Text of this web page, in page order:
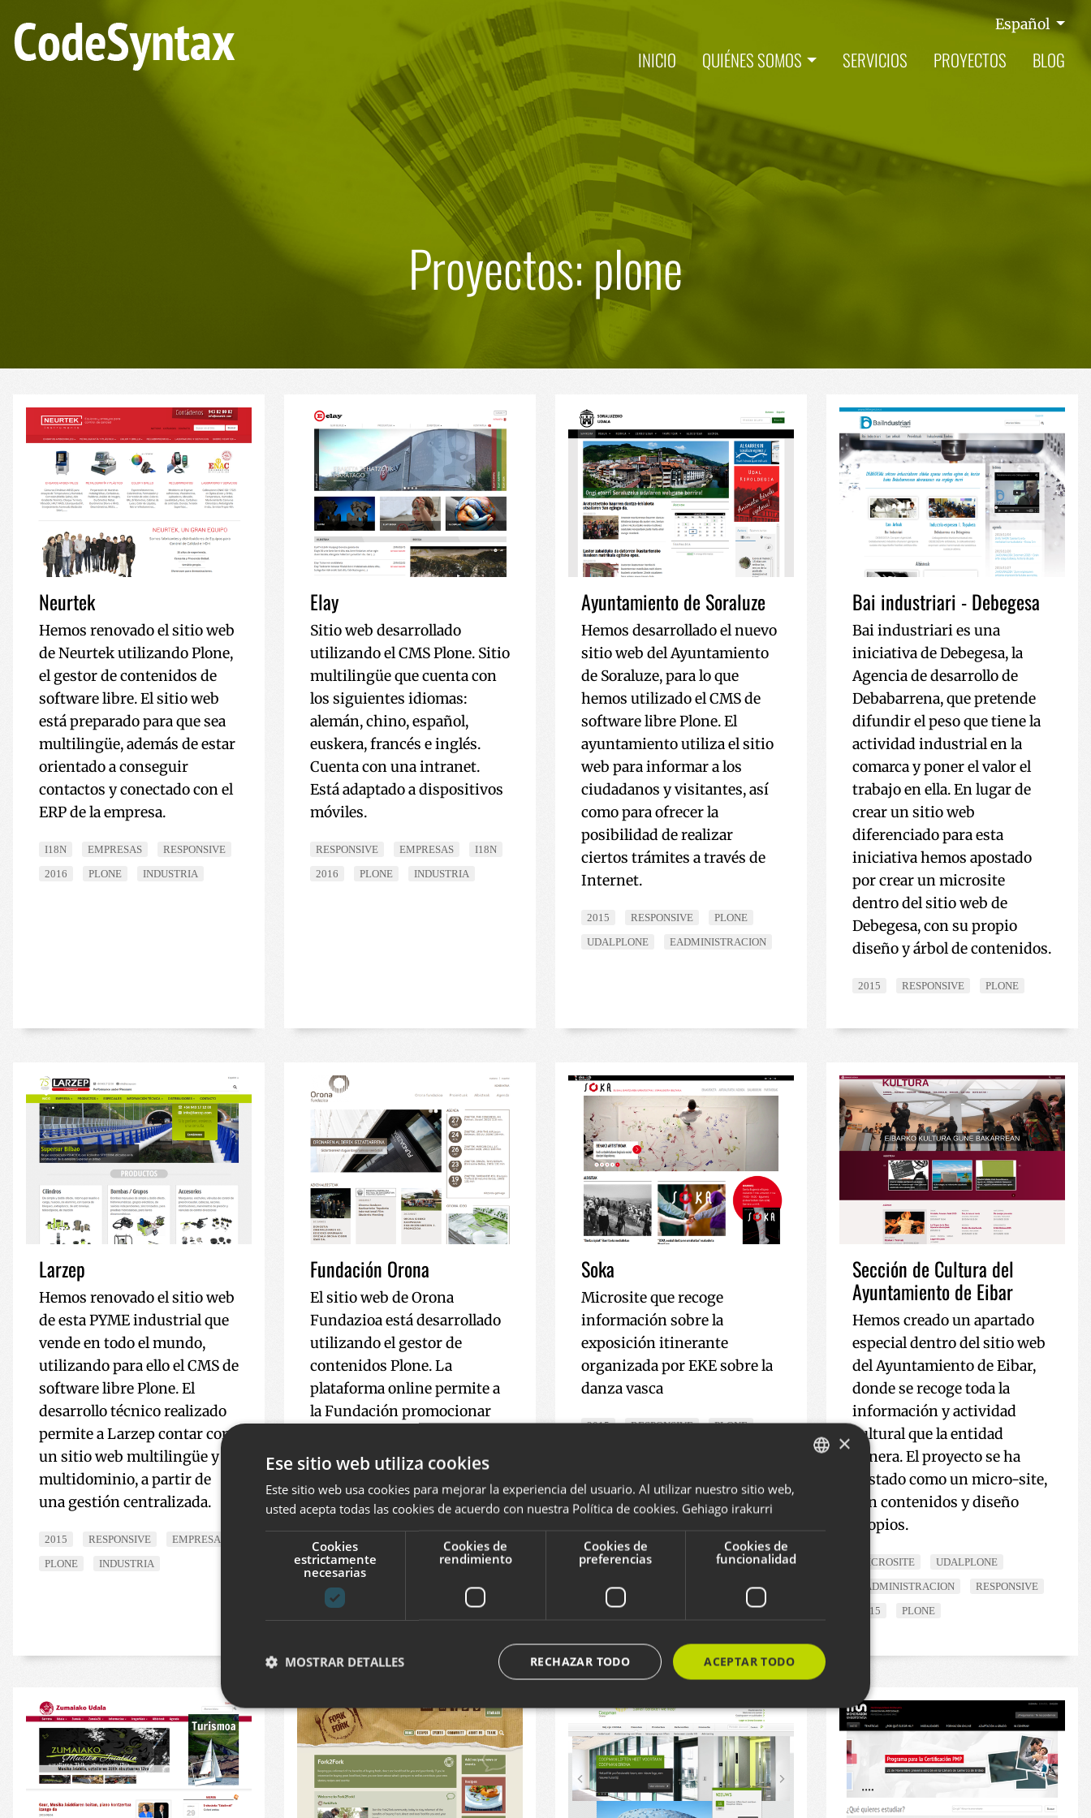
Español
INICIO QUIÉNES SOMOS SERVICIOS PROYECTOS BLOG
Proyectos: plone
Neurtek
Hemos renovado el sitio web
de Neurtek utilizando Plone,
el gestor de contenidos de
software libre. El sitio web
está preparado para que sea
multilingüe, además de estar
orientado a conseguir
contactos y conectado con el
ERP de la empresa.
I18N EMPRESAS
RESPONSIVE
2016
PLONE INDUSTRIA
Elay
Sitio web desarrollado
utilizando el CMS Plone. Sitio
multilingüe que cuenta con
los siguientes idiomas:
alemán, chino, español,
euskera, francés e inglés.
Cuenta con una intranet.
Está adaptado a dispositivos
móviles.
RESPONSIVE EMPRESAS
I18N
2016
PLONE INDUSTRIA
Ayuntamiento de Soraluze
Hemos desarrollado el nuevo
sitio web del Ayuntamiento
de Soraluze, para lo que
hemos utilizado el CMS de
software libre Plone. El
ayuntamiento utiliza el sitio
web para informar a los
ciudadanos y visitantes, así
como para ofrecer la
posibilidad de realizar
ciertos trámites a través de
Internet.
2015 RESPONSIVE
PLONE
UDALPLONE
EADMINISTRACION
Bai industriari - Debegesa
Bai industriari es una
iniciativa de Debegesa, la
Agencia de desarrollo de
Debabarrena, que pretende
difundir el peso que tiene la
actividad industrial en la
comarca y poner el valor el
trabajo en ella. En lugar de
crear un sitio web
diferenciado para esta
iniciativa hemos apostado
por crear un microsite
dentro del sitio web de
Debegesa, con su propio
diseño y árbol de contenidos.
2015 RESPONSIVE PLONE
Larzep
Hemos renovado el sitio web
de esta PYME industrial que
vende en todo el mundo,
utilizando para ello el CMS de
software libre Plone. El
desarrollo técnico realizado
permite a Larzep contar con
un sitio web multilingüe y
multidominio, a partir de
una gestión centralizada.
2015 RESPONSIVE
EMPRESAS
PLONE
INDUSTRIA
Fundación Orona
El sitio web de Orona
Fundazioa está desarrollado
utilizando el gestor de
contenidos Plone. La
plataforma online permite a
la Fundación promocionar
generan.
2015 RESPONSIVE
EMPRESAS
PLONE
Soka
Microsite que recoge
información sobre la
exposición itinerante
organizada por EKE sobre la
danza vasca
2015 RESPONSIVE
PLONE
Sección de Cultura del
Ayuntamiento de Eibar
Hemos creado un apartado
especial dentro del sitio web
del Ayuntamiento de Eibar,
donde se recoge toda la
información y actividad
cultural que la entidad
genera. El proyecto se ha
gestado como un micro-site,
con contenidos y diseño
propios.
MICROSITE
UDALPLONE
EADMINISTRACION
RESPONSIVE
2015
PLONE
×
Ese sitio web utiliza cookies
Este sitio web usa cookies para mejorar la experiencia del usuario. Al utilizar nuestro sitio web,
usted acepta todas las cookies de acuerdo con nuestra Política de cookies. Gehiago irakurri
Cookies
estrictamente
necesarias
Cookies de
rendimiento
Cookies de
preferencias
Cookies de
funcionalidad
ACEPTAR TODO
RECHAZAR TODO
MOSTRAR DETALLES
Cookies estrictamente necesarias Cookies de rendimiento Cookies de preferencias Cookies de funcionalidad
Las cookies estrictamente necesarias permiten la funcionalidad principal del sitio web, como el inicio de sesión de usuario y la
gestión de cuentas. El sitio web no se puede utilizar correctamente sin las cookies estrictamente necesarias.
Proveedor / Dominio
Descripción